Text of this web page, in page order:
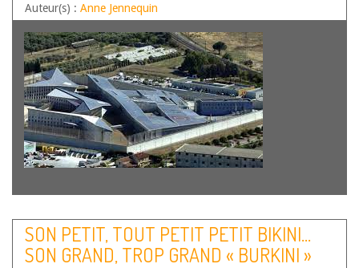
Auteur(s) : Anne Jennequin
SON PETIT, TOUT PETIT PETIT BIKINI…
SON GRAND, TROP GRAND « BURKINI »